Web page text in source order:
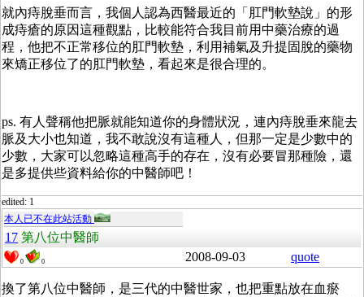
就內痔脫垂而言，我個人認為西醫最近的「肛門軟墊說」的形
成痔瘡的原因這種觀點，比較能符合我目前用中藥治療的過
程，他把不正常移位的肛門軟墊，利用補氣及升提固脫的藥物
來矯正移位了的肛門軟墊，看起來是很合理的。
ps. 有人聲稱他把脈就能知道你的身體狀況，連內痔脫垂來龍去
脈及大小也知道，我不敢說沒有這種人，但那一定是少數中的
少數，大家可以忽略這種高手的存在，沒有必要冒那種險，還
是多提供些資料給你的中醫師吧！
edited: 1
本人已不在此站活動
17 第八位中醫師
0 0 2008-09-03 quote
換了第八位中醫師，是三代的中醫世家，也把重點放在血瘀